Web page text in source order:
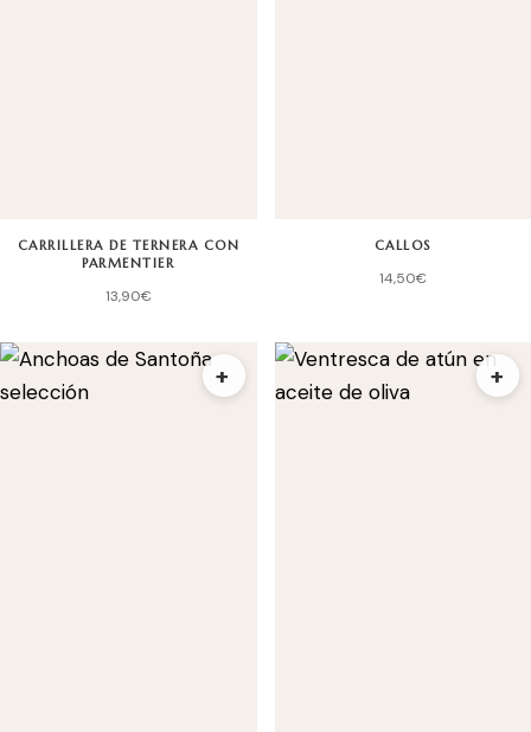
CARRILLERA DE TERNERA CON
PARMENTIER
13,90€
CALLOS
14,50€
+ +